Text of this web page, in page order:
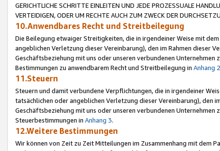
GERICHTLICHE SCHRITTE EINLEITEN UND JEDE PROZESSUALE
VERTEIDIGEN, ODER UM RECHTE AUCH ZUM ZWECK DER
10.Anwendbares Recht und Streitbeilegung
Die Beilegung etwaiger Streitigkeiten, die in irgendeiner Weise mit
angeblichen Verletzung dieser Vereinbarung), den im Rahmen dieser
Geschäftsbeziehung mit uns oder unseren verbundenen
Bestimmungen zu anwendbarem Recht und Streitbeilegung in Anhang 2
11.Steuern
Steuern und damit verbundene Verpflichtungen, die in irgendeiner
tatsächlichen oder angeblichen Verletzung dieser Vereinbarung), den
Geschäftsbeziehung mit uns oder unseren verbundenen
Steuerbestimmungen in Anhang 3.
12.Weitere Bestimmungen
Wir können von Zeit zu Zeit Mitteilungen im Zusammenhang mit dem